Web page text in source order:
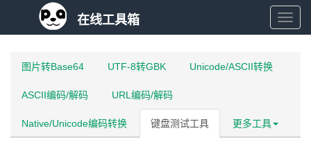
在
在线工具箱
图片转Base64 UTF-8转GBK Unicode/ASCII转换
ASCII编码/解码 URL编码/解码
Native/Unicode编码转换 键盘测试工具 更多工具